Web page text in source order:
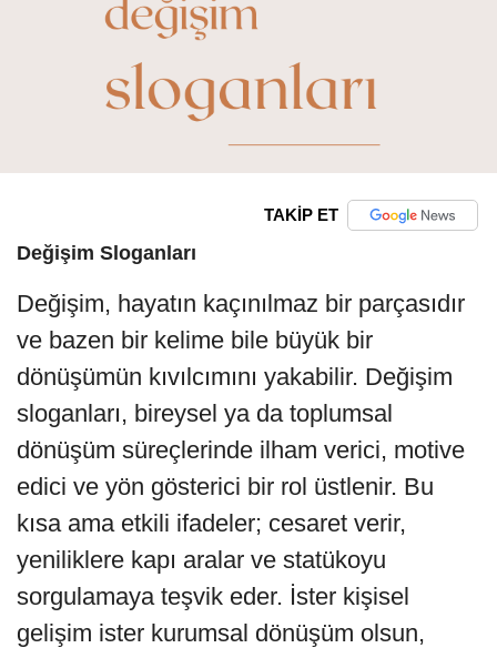
TAKİP ET
Değişim Sloganları
Değişim, hayatın kaçınılmaz bir parçasıdır
ve bazen bir kelime bile büyük bir
dönüşümün kıvılcımını yakabilir. Değişim
sloganları, bireysel ya da toplumsal
dönüşüm süreçlerinde ilham verici, motive
edici ve yön gösterici bir rol üstlenir. Bu
kısa ama etkili ifadeler; cesaret verir,
yeniliklere kapı aralar ve statükoyu
sorgulamaya teşvik eder. İster kişisel
gelişim ister kurumsal dönüşüm olsun,